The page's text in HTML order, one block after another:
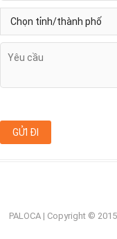
PALOCA| Copyright © 2015